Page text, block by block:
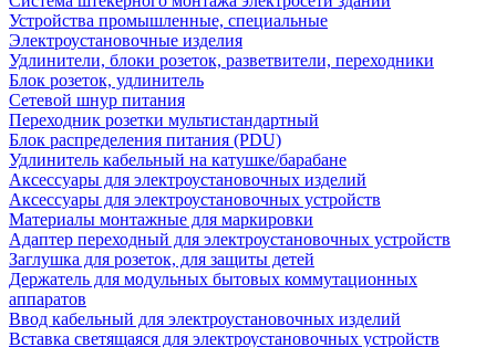
Устройства промышленные, специальные
Электроустановочные изделия
Удлинители, блоки розеток, разветвители, переходники
Блок розеток, удлинитель
Сетевой шнур питания
Переходник розетки мультистандартный
Блок распределения питания (PDU)
Удлинитель кабельный на катушке/барабане
Аксессуары для электроустановочных изделий
Аксессуары для электроустановочных устройств
Материалы монтажные для маркировки
Адаптер переходный для электроустановочных устройств
Заглушка для розеток, для защиты детей
Держатель для модульных бытовых коммутационных
аппаратов
Ввод кабельный для электроустановочных изделий
Вставка светящаяся для электроустановочных устройств